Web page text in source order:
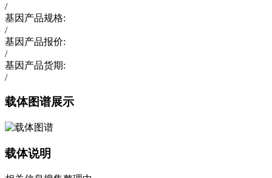
/
基因产品规格:
/
基因产品报价:
/
基因产品货期:
/
载体图谱展示
载体说明